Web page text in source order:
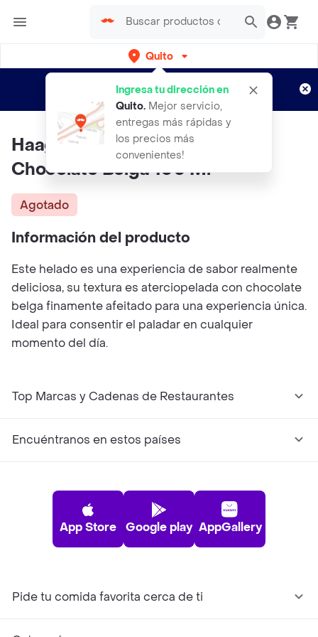
Quito
Ingresa tu dirección en
Quito. Mejor servicio,
entregas más rápidas y
los precios más
convenientes!
envíos gratis por semanas
Aplican TyC
Haagen Dazs Helado Minicup
Chocolate Belga 100 Ml
Agotado
Información del producto
Este helado es una experiencia de sabor realmente
deliciosa, su textura es aterciopelada con chocolate
belga finamente afeitado para una experiencia única.
Ideal para consentir el paladar en cualquier
momento del día.
Top Marcas y Cadenas de Restaurantes
Encuéntranos en estos países
App Store Google play AppGallery
Pide tu comida favorita cerca de ti